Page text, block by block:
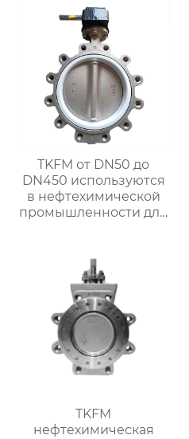
TKFM от DN50 до
DN450 используются
в нефтехимической
промышленности для
нержавеющей стали с
фтористой
футеровкой ptfe CF8M
с турбинным
наконечником
TKFM
нефтехимическая